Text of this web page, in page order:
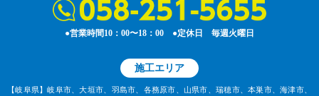
●営業時間10：00〜18：00 ●定休日 毎週火曜日
施工エリア
【岐阜県】岐阜市、大垣市、羽島市、各務原市、山県市、瑞穂市、本巣市、海津市、